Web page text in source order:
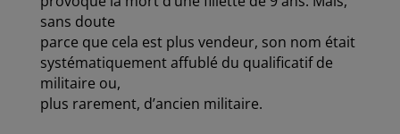
sans doute
parce que cela est plus vendeur, son nom était
systématiquement affublé du qualificatif de
militaire ou,
plus rarement, d’ancien militaire.